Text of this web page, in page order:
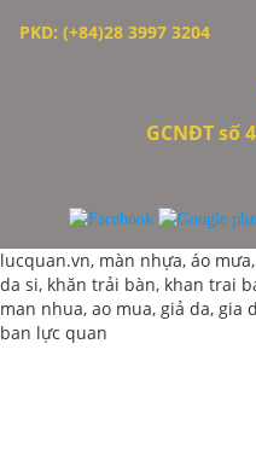
PKD: (+84)28 3997 3204
GCNĐT số
lucquan.vn, màn nhựa, áo
da si, khăn trải bàn, khan trai
man nhua, ao mua, giả da, gia
ban lực quan